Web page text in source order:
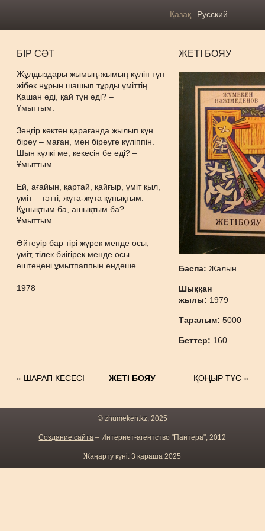
Қазақ Русский
БІР СӘТ
Жұлдыздары жымың-жымың күліп түн
жібек нұрын шашып тұрды үміттің.
Қашан еді, қай түн еді? –
Ұмыттым.
Зеңгір көктен қарағанда жылып күн
біреу – маған, мен біреуге күліппін.
Шын күлкі ме, кекесін бе еді? –
Ұмыттым.
Ей, ағайын, қартай, қайғыр, үміт қыл,
үміт – тәтті, жұта-жұта құнықтым.
Құнықтым ба, ашықтым ба?
Ұмыттым.
Әйтеуір бар тірі жүрек менде осы,
үміт, тілек биігірек менде осы –
ештеңені ұмытпаппын ендеше.
1978
ЖЕТІ БОЯУ
Баспа:Жалын
Шыққан
жылы: 1979
Таралым:5000
Беттер: 160
« ШАРАП КЕСЕСІ ЖЕТІ БОЯУ ҚОҢЫР ТҮС »
© zhumeken.kz, 2025
Создание сайта – Интернет-агентство "Пантера", 2012
Жаңарту күні: 3 қараша 2025